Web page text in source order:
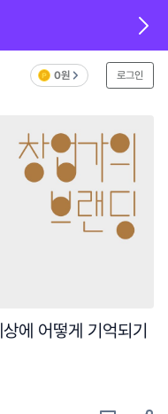
0원 로그인
에 어떻게 기억되기